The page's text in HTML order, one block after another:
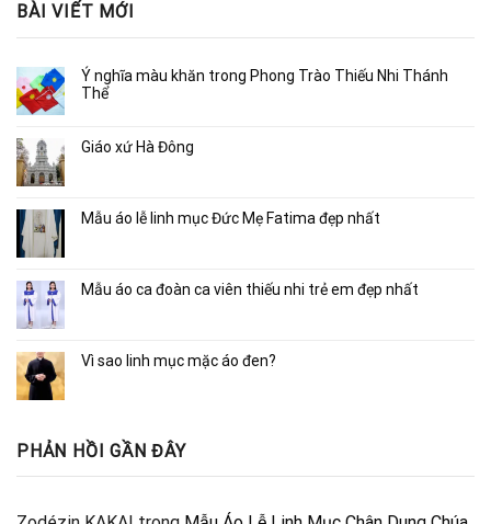
BÀI VIẾT MỚI
Ý nghĩa màu khăn trong Phong Trào Thiếu Nhi Thánh
Thể
Giáo xứ Hà Đông
Mẫu áo lễ linh mục Đức Mẹ Fatima đẹp nhất
Mẫu áo ca đoàn ca viên thiếu nhi trẻ em đẹp nhất
Vì sao linh mục mặc áo đen?
PHẢN HỒI GẦN ĐÂY